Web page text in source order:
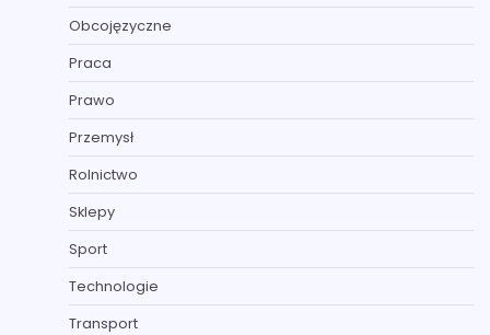
Obcojęzyczne
Praca
Prawo
Przemysł
Rolnictwo
Sklepy
Sport
Technologie
Transport